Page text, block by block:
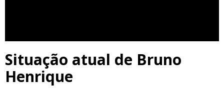
Situação atual de Bruno
Henrique